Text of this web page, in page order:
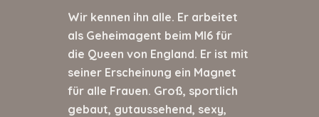
Wir kennen ihn alle. Er arbeitet
als Geheimagent beim MI6 für
die Queen von England. Er ist mit
seiner Erscheinung ein Magnet
für alle Frauen. Groß, sportlich
gebaut, gutaussehend, sexy,